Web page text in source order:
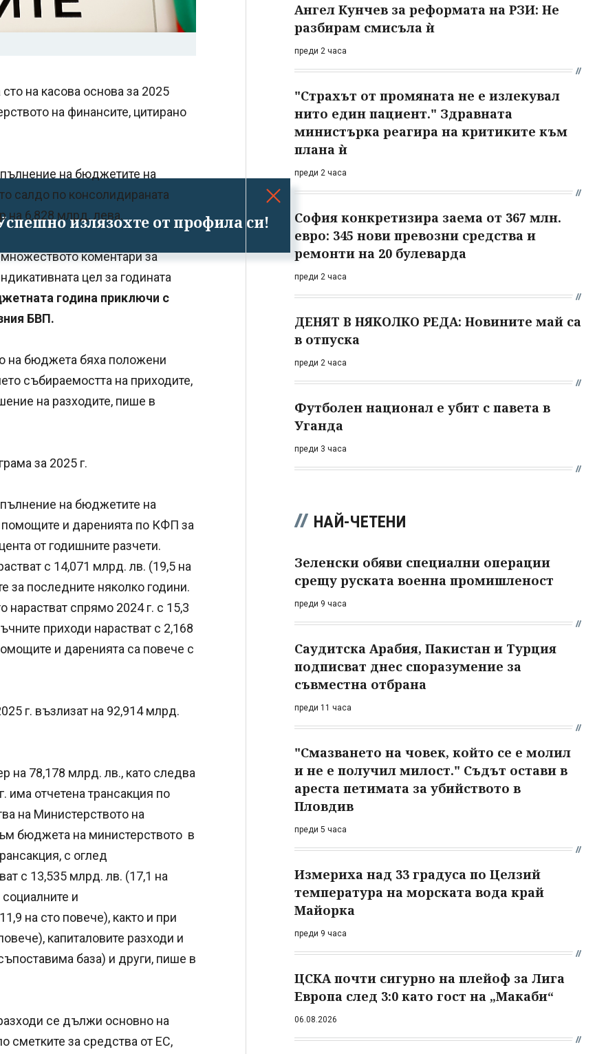
излязохте от профила си!
на касова основа за 2025
на финансите, цитирано
на бюджетите на
салдо по консолидираната
на 6,828 млрд. лева.
коментари за
цел за годината
година приключи с
БВП.
на бюджета бяха положени
събираемостта на приходите,
на разходите, пише в
за 2025 г.
на бюджетите на
и даренията по КФП за
от годишните разчети.
с 14,071 млрд. лв. (19,5 на
за последните няколко години.
нарастват спрямо 2024 г. c 15,3
приходи нарастват с 2,168
и даренията са повече с
г. възлизат на 92,914 млрд.
на 78,178 млрд. лв., като следва
отчетена трансакция по
на Министерството на
бюджета на министерството в
с оглед
с 13,535 млрд. лв. (17,1 на
и
на сто повече), както и при
капиталовите разходи и
база) и други, пише в
се дължи основно на
сметките за средства от ЕС,
Ангел Кунчев за реформата на РЗИ: Не
разбирам смисъла ѝ
преди 2 часа
"Страхът от промяната не е излекувал
нито един пациент." Здравната
министърка реагира на критиките към
плана ѝ
преди 2 часа
София конкретизира заема от 367 млн.
евро: 345 нови превозни средства и
ремонти на 20 булеварда
преди 2 часа
ДЕНЯТ В НЯКОЛКО РЕДА: Новините май са
в отпуска
преди 2 часа
Футболен национал е убит с павета в
Уганда
преди 3 часа
НАЙ-ЧЕТЕНИ
Зеленски обяви специални операции
срещу руската военна промишленост
преди 9 часа
Саудитска Арабия, Пакистан и Турция
подписват днес споразумение за
съвместна отбрана
преди 11 часа
"Смазването на човек, който се е молил
и не е получил милост." Съдът остави в
ареста петимата за убийството в
Пловдив
преди 5 часа
Измериха над 33 градуса по Целзий
температура на морската вода край
Майорка
преди 9 часа
ЦСКА почти сигурно на плейоф за Лига
Европа след 3:0 като гост на „Макаби“
06.08.2026